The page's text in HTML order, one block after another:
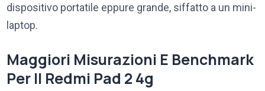
dispositivo portatile eppure grande, siffatto a un mini-
laptop.
Maggiori Misurazioni E Benchmark
Per Il Redmi Pad 2 4g